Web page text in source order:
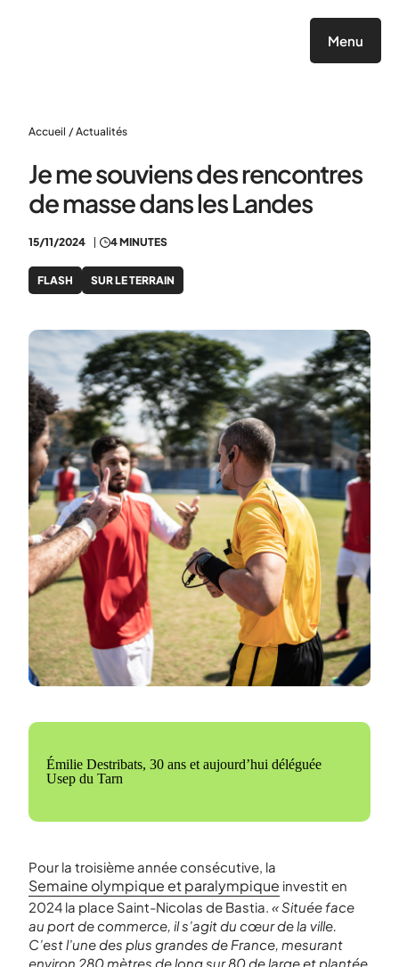
Menu
Accueil / Actualités
Je me souviens des rencontres
de masse dans les Landes
15/11/2024 4 MINUTES
FLASH SUR LE TERRAIN
​Émilie Destribats, 30 ans et aujourd’hui déléguée
Usep du Tarn
Pour la troisième année consécutive, la
Semaine olympique et paralympique investit en
2024 la place Saint-Nicolas de Bastia. « Située face
au port de commerce, il s’agit du cœur de la ville.
C’est l’une des plus grandes de France, mesurant
environ 280 mètres de long sur 80 de large et plantée